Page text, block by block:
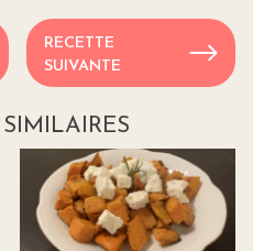
RECETTE
SUIVANTE
SIMILAIRES